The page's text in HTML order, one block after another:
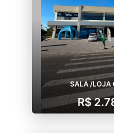
SALA /LOJA
R$